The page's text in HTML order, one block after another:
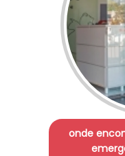
onde